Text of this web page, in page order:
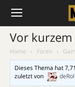
Vor
Home › Foren ›
Dieses Thema hat
zuletzt von